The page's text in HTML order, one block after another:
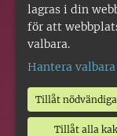
lagras i din
för att
valbara.
Hantera
Tillåt
Tillåt alla